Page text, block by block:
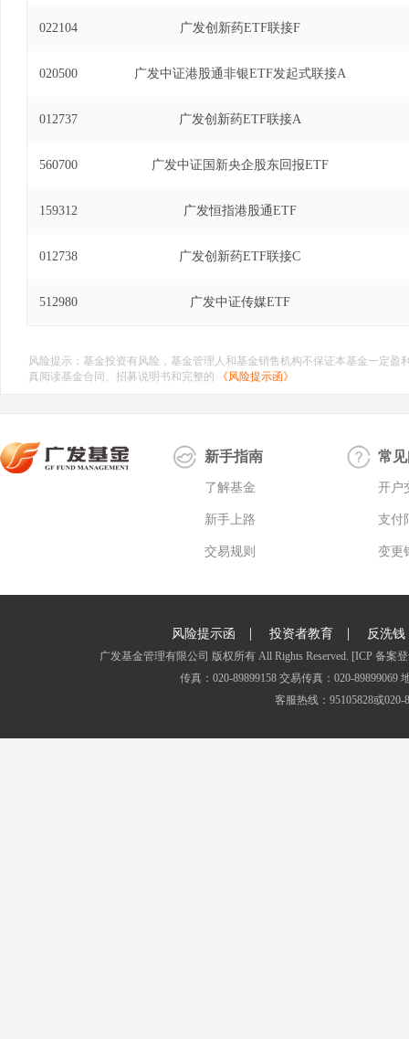
022104 广发创新药ETF联接F
020500 广发中证港股通非银ETF发起式联接A
012737 广发创新药ETF联接A
560700 广发中证国新央企股东回报ETF
159312 广发恒指港股通ETF
012738 广发创新药ETF联接C
512980 广发中证传媒ETF
风险提示：基金投资有风险，基金管理人和基金销售机构不保证本基金一定
真阅读基金合同、招募说明书和完整的
《风险提示函》
新手指南
了解基金
新手上路
交易规则
常
开户
支付
变更
风险提示函 | 投资者教育 | 反洗钱
广发基金管理有限公司 版权所有 All Rights Reserved. [ICP 备案
传真：020-89899158 交易传真：020-
客服热线：95105828或020-